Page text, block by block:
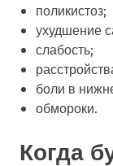
поликистоз;
ухудшение
слабость;
боли в
обмороки.
Когда